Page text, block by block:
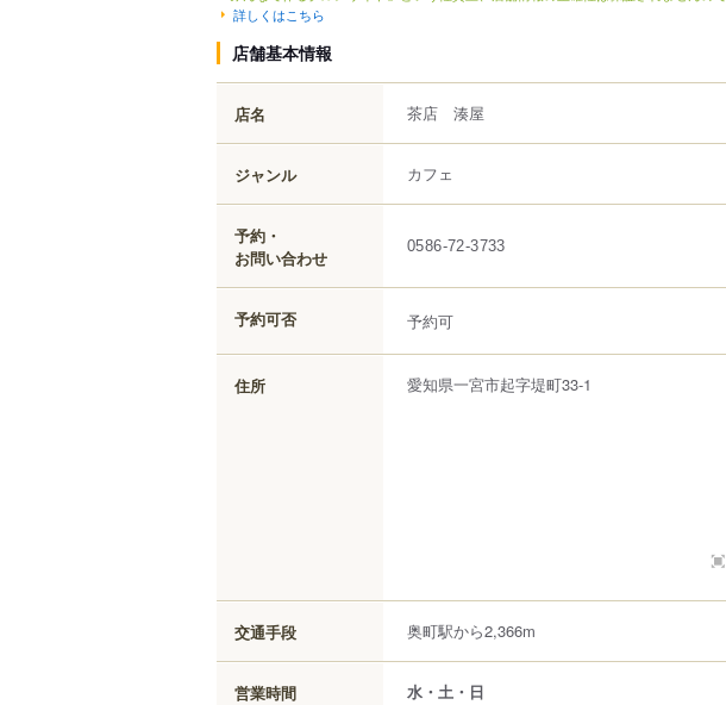
詳しくはこちら
店舗基本情報
店名 茶店 湊屋
ジャンル カフェ
予約・
お問い合わせ
0586-72-3733
予約可否 予約可
住所 愛知県一宮市起字堤町33-1
交通手段 奥町駅から2,366m
営業時間 水・土・日